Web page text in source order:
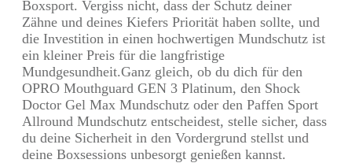
Boxsport. Vergiss nicht, dass der Schutz deiner
Zähne und deines Kiefers Priorität haben sollte, und
die Investition in einen hochwertigen Mundschutz ist
ein kleiner Preis für die langfristige
Mundgesundheit.Ganz gleich, ob du dich für den
OPRO Mouthguard GEN 3 Platinum, den Shock
Doctor Gel Max Mundschutz oder den Paffen Sport
Allround Mundschutz entscheidest, stelle sicher, dass
du deine Sicherheit in den Vordergrund stellst und
deine Boxsessions unbesorgt genießen kannst.